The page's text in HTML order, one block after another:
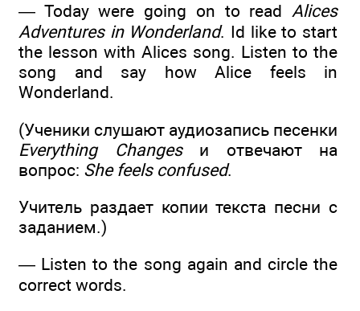
— Today were going on to read Alices
Adventures in Wonderland. Id like to start
the lesson with Alices song. Listen to the
song and say how Alice feels in
Wonderland.
(Ученики слушают аудиозапись песенки
Everything Changesи отвечают на
вопрос: She feels confused.
Учитель раздает копии текста песни с
заданием.)
— Listen to the song again and circle the
correct words.